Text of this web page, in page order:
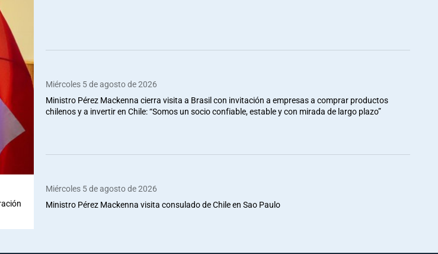
Miércoles 5 de agosto de 2026
Ministro Pérez Mackenna cierra visita a Brasil con invitación a empresas a comprar productos
chilenos y a invertir en Chile: “Somos un socio confiable, estable y con mirada de largo plazo”
Miércoles 5 de agosto de 2026
Ministro Pérez Mackenna visita consulado de Chile en Sao Paulo